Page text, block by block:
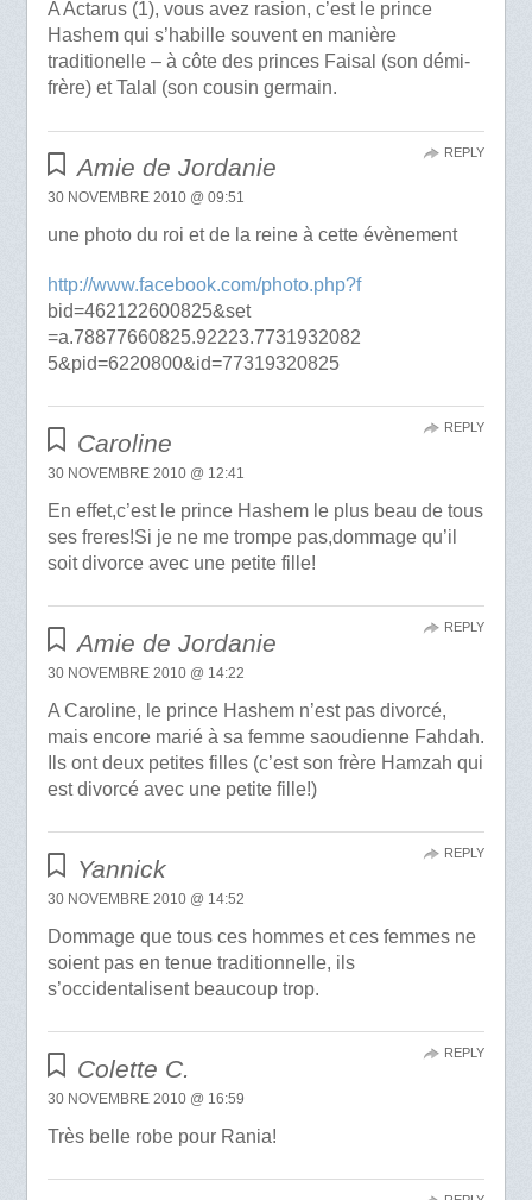
A Actarus (1), vous avez rasion, c’est le prince
Hashem qui s’habille souvent en manière
traditionelle – à côte des princes Faisal (son démi-
frère) et Talal (son cousin germain.
Amie de Jordanie
30 NOVEMBRE 2010 @ 09:51
une photo du roi et de la reine à cette évènement
http://www.facebook.com/photo.php?f
bid=462122600825&set
=a.78877660825.92223.7731932082
5&pid=6220800&id=77319320825
REPLY
Caroline
30 NOVEMBRE 2010 @ 12:41
En effet,c’est le prince Hashem le plus beau de tous
ses freres!Si je ne me trompe pas,dommage qu’il
soit divorce avec une petite fille!
REPLY
Amie de Jordanie
30 NOVEMBRE 2010 @ 14:22
A Caroline, le prince Hashem n’est pas divorcé,
mais encore marié à sa femme saoudienne Fahdah.
Ils ont deux petites filles (c’est son frère Hamzah qui
est divorcé avec une petite fille!)
REPLY
Yannick
30 NOVEMBRE 2010 @ 14:52
Dommage que tous ces hommes et ces femmes ne
soient pas en tenue traditionnelle, ils
s’occidentalisent beaucoup trop.
REPLY
Colette C.
30 NOVEMBRE 2010 @ 16:59
Très belle robe pour Rania!
REPLY